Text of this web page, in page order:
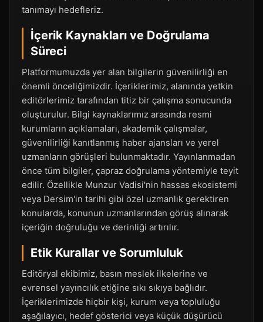
tanımayı hedefleriz.
İçerik Kaynakları ve Doğrulama
Süreci
Platformumuzda yer alan bilgilerin güvenilirliği en
önemli önceliğimizdir. İçeriklerimiz, alanında yetkin
editörlerimiz tarafından titiz bir çalışma sonucunda
oluşturulur. Bilgi kaynaklarımız arasında resmi
kurumların açıklamaları, akademik çalışmalar,
güvenilirliği kanıtlanmış haber ajansları ve yerel
uzmanların görüşleri bulunmaktadır. Yayınlanmadan
önce tüm bilgiler, çapraz doğrulama yöntemiyle teyit
edilir. Özellikle Munzur Vadisi'nin hassas ekosistemi
veya Dersim'in tarihi gibi özel uzmanlık gerektiren
konularda, konunun uzmanlarından görüş alınarak
içeriğin doğruluğu ve derinliği artırılır.
Etik Kurallar ve Sorumluluk
Editöryal ekibimiz, basın meslek ilkelerine ve
evrensel yayıncılık etiğine sıkı sıkıya bağlıdır.
İçeriklerimizde hiçbir kişi, kurum veya topluluğu
aşağılayıcı, hedef gösterici veya küçük düşürücü